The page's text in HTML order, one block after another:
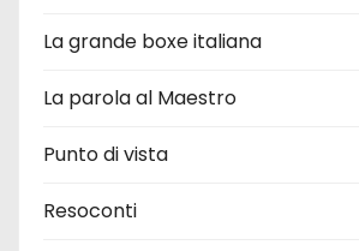
La grande boxe italiana
La parola al Maestro
Punto di vista
Resoconti